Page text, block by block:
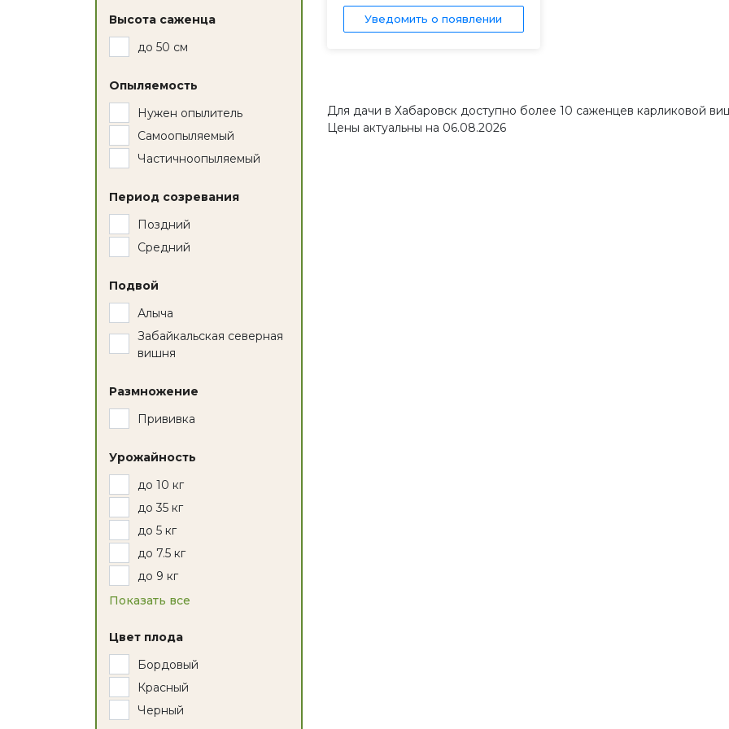
Высота саженца
до 50 см
Опыляемость
Нужен опылитель
Самоопыляемый
Частичноопыляемый
Период созревания
Поздний
Средний
Подвой
Алыча
Забайкальская северная
вишня
Размножение
Прививка
Урожайность
до 10 кг
до 35 кг
до 5 кг
до 7.5 кг
до 9 кг
Показать все
Цвет плода
Бордовый
Красный
Черный
Уведомить о появлении
Для дачи в Хабаровск доступно более 10 саженцев карликовой
Цены актуальны на 06.08.2026